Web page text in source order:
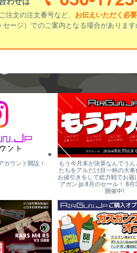
注文の注文番号など、 お伝えいただく必
ージ）でのご案内となる場合がありま
カウント開設！
もう今月末が決算なんでう
たちをアルだけ目一杯の大奉
お値引きをして総力戦でお届
アガン.jp 8月のセール！ 8
開催中!